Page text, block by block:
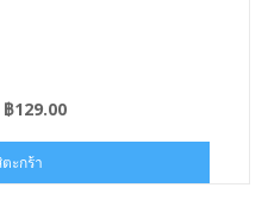
Original
was:
฿199.00.
฿129.00Current
฿129.00.
ะกร้า